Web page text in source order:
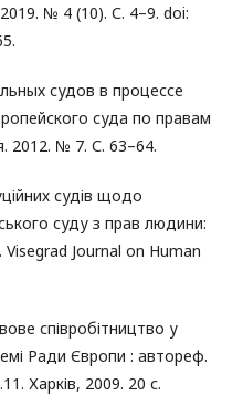
№ 4 (10). С. 4–9. doi:
судов в процессе
суда по правам
2012. № 7. С. 63–64.
судів щодо
суду з прав людини:
Visegrad Journal on Human
співробітництво у
Ради Європи : автореф.
Харків, 2009. 20 с.